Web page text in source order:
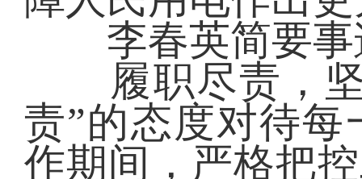
李春英简要事
履职尽责，坚
责”的态度对待
作期间，严格把